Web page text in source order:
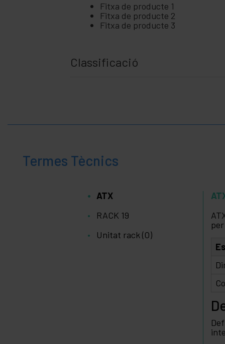
Fitxa de producte 1
Fitxa de producte 2
Fitxa de producte 3
Classificació
Termes Tècnics
ATX
RACK 19
Unitat rack (O)